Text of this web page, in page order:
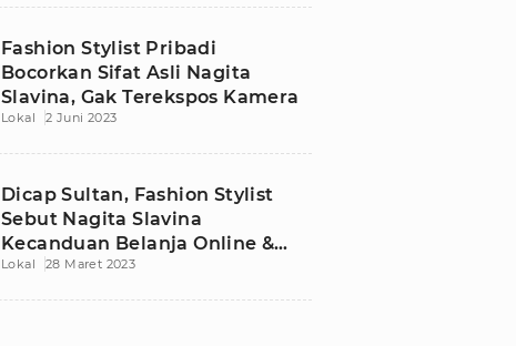
Fashion Stylist Pribadi
Bocorkan Sifat Asli Nagita
Slavina, Gak Terekspos Kamera
Lokal 2 Juni 2023
Dicap Sultan, Fashion Stylist
Sebut Nagita Slavina
Kecanduan Belanja Online &
Pakai Kalung Rp10 Ribu
Lokal 28 Maret 2023